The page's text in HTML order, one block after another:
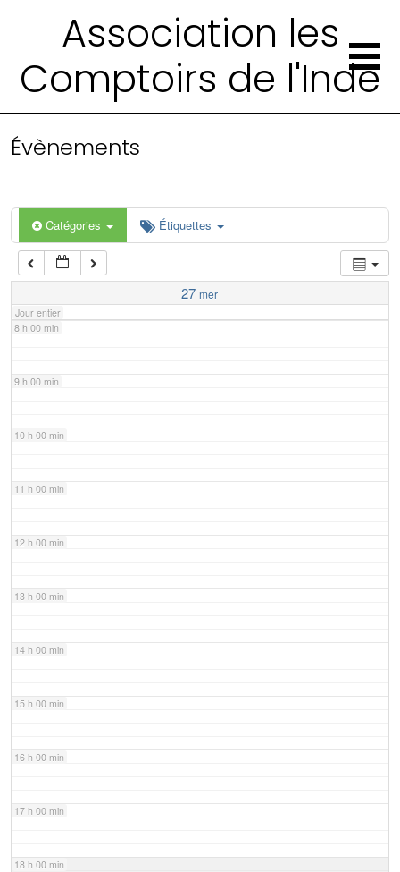
Association les
Comptoirs de l'Inde
Évènements
Catégories Étiquettes
27 mer
Jour entier
4 h 00 min
6 h 00 min
7 h 00 min
8 h 00 min
9 h 00 min
10 h 00 min
11 h 00 min
12 h 00 min
13 h 00 min
14 h 00 min
15 h 00 min
16 h 00 min
17 h 00 min
18 h 00 min